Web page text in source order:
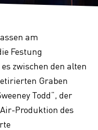
am
Festung
zwischen den alten
Graben
Todd“, der
Produktion des